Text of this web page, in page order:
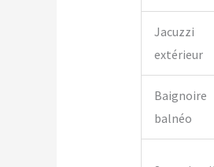
Jacuzzi
extérieur
Baignoire
balnéo